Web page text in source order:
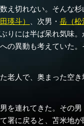
え切れない。そんな
瑛斗） 、次男・ 岳（松
りには半ば呆れ気味
の異動も考えていた
老人で、奥まった空
を連れてきた。その
署に戻ると、苫米地